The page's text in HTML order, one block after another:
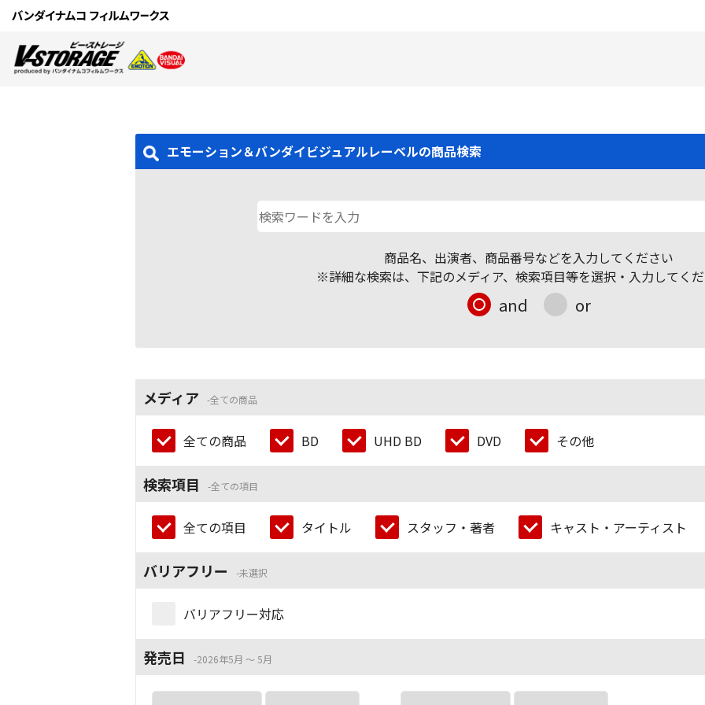
エモーション＆バンダイビジュアルレーベルの商品検索
商品名、出演者、商品番号などを入力してください
※詳細な検索は、下記のメディア、検索項目等を選択・入力してく
and or
メディア 全ての商品
全ての商品 BD UHD BD DVD その他
検索項目 全ての項目
全ての項目 タイトル スタッフ・著者 キャスト・アーティスト
バリアフリー 未選択
バリアフリー対応
発売日 2026年5月 ～ 5月